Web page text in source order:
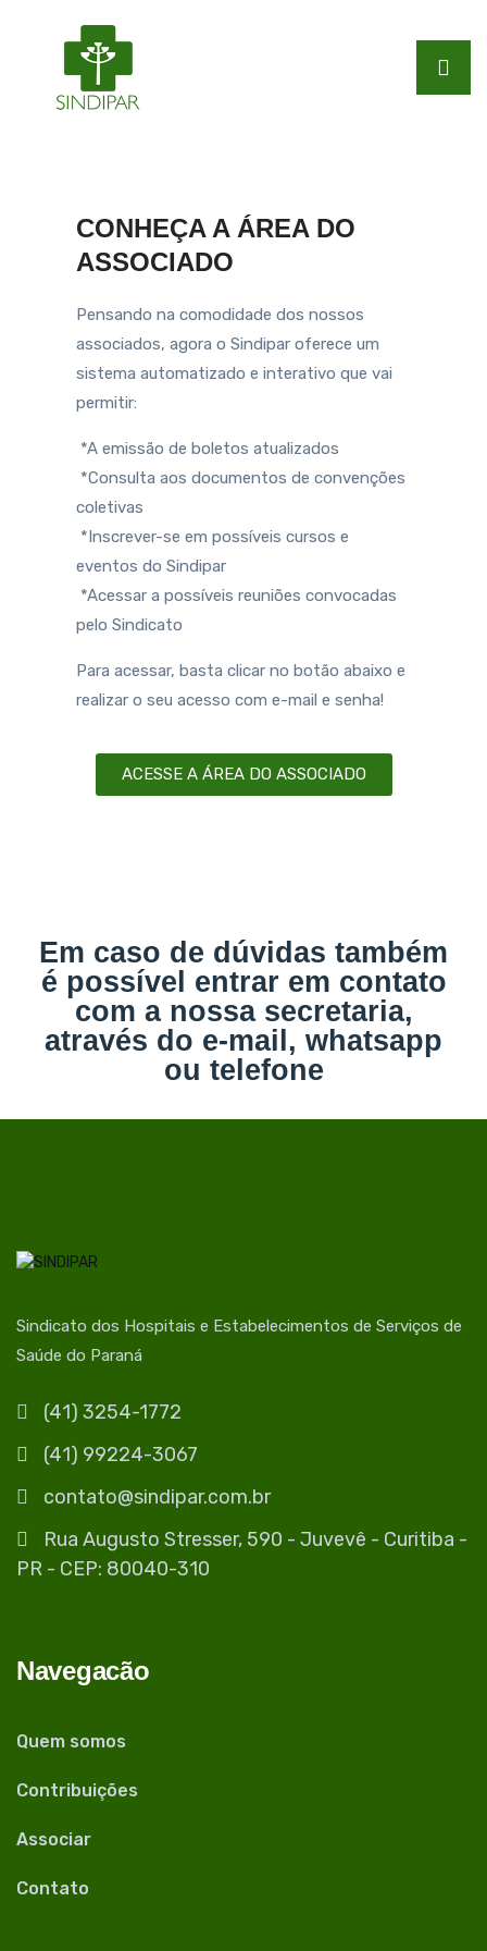
CONHEÇA A ÁREA DO
ASSOCIADO
Pensando na comodidade dos nossos
associados, agora o Sindipar oferece um
sistema automatizado e interativo que vai
permitir:
*A emissão de boletos atualizados
*Consulta aos documentos de convenções
coletivas
*Inscrever-se em possíveis cursos e
eventos do Sindipar
*Acessar a possíveis reuniões convocadas
pelo Sindicato
Para acessar, basta clicar no botão abaixo e
realizar o seu acesso com e-mail e senha!
ACESSE A ÁREA DO ASSOCIADO
Em caso de dúvidas também
é possível entrar em contato
com a nossa secretaria,
através do e-mail, whatsapp
ou telefone
Sindicato dos Hospitais e Estabelecimentos de Serviços de
Saúde do Paraná
(41) 3254-1772
(41) 99224-3067
contato@sindipar.com.br
Rua Augusto Stresser, 590 - Juvevê - Curitiba -
PR - CEP: 80040-310
Navegacão
Quem somos
Contribuições
Associar
Contato